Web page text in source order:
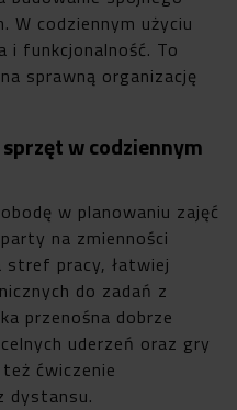
W codziennym użyciu
funkcjonalność. To
sprawną organizację
w codziennym
w planowaniu zajęć
na zmienności
stref pracy, łatwiej
do zadań z
przenośna dobrze
uderzeń oraz gry
ćwiczenie
dystansu.